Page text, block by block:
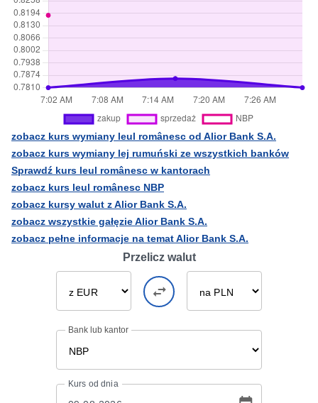
zobacz kurs wymiany leul românesc od Alior Bank S.A.
zobacz kurs wymiany lej rumuński ze wszystkich banków
Sprawdź kurs leul românesc w kantorach
zobacz kurs leul românesc NBP
zobacz kursy walut z Alior Bank S.A.
zobacz wszystkie gałęzie Alior Bank S.A.
zobacz pełne informacje na temat Alior Bank S.A.
Przelicz walut
Bank lub kantor
Kurs od dnia